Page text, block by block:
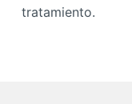
tratamiento.